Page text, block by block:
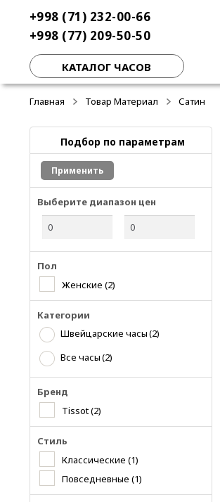
навигации
содержимому
+998 (71) 232-00-66
+998 (77) 209-50-50
КАТАЛОГ ЧАСОВ
Главная Товар Материал Сатин
Подбор по параметрам
Применить
Выберите диапазон цен
Пол
Женские (2)
Категории
Швейцарские часы(2)
Все часы(2)
Бренд
Tissot(2)
Стиль
Классические (1)
Повседневные (1)